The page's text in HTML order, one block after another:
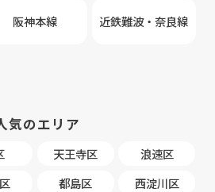
阪神本線 近鉄難波・奈良線
気のエリア
天王寺区
浪速区
都島区
西淀川区